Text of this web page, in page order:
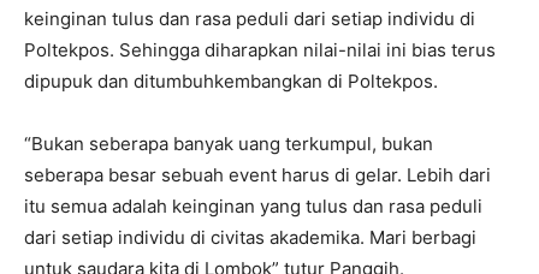
keinginan tulus dan rasa peduli dari setiap individu di
Poltekpos. Sehingga diharapkan nilai-nilai ini bias terus
dipupuk dan ditumbuhkembangkan di Poltekpos.
“Bukan seberapa banyak uang terkumpul, bukan
seberapa besar sebuah event harus di gelar. Lebih dari
itu semua adalah keinginan yang tulus dan rasa peduli
dari setiap individu di civitas akademika. Mari berbagi
untuk saudara kita di Lombok” tutur Panggih.